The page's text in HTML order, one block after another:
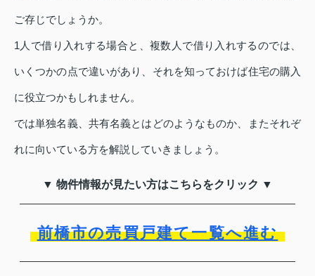
ご存じでしょうか。
1人で借り入れする場合と、複数人で借り入れするのでは、
いくつかの点で違いがあり、それを知っておけば住宅の購入
に役立つかもしれません。
では単独名義、共有名義とはどのようなものか、またそれぞ
れに向いている方を解説していきましょう。
▼ 物件情報が見たい方はこちらをクリック ▼
前橋市の売買戸建て一覧へ進む